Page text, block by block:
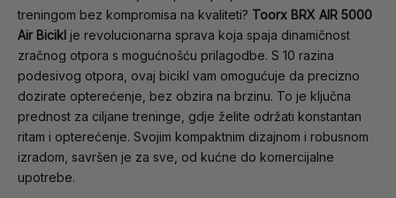
treningom bez kompromisa na kvaliteti? Toorx BRX AIR 5000
Air Bicikl je revolucionarna sprava koja spaja dinamičnost
zračnog otpora s mogućnošću prilagodbe. S 10 razina
podesivog otpora, ovaj bicikl vam omogućuje da precizno
dozirate opterećenje, bez obzira na brzinu. To je ključna
prednost za ciljane treninge, gdje želite održati konstantan
ritam i opterećenje. Svojim kompaktnim dizajnom i robusnom
izradom, savršen je za sve, od kućne do komercijalne
upotrebe.